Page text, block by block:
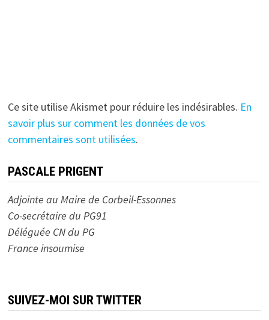
Ce site utilise Akismet pour réduire les indésirables. En
savoir plus sur comment les données de vos
commentaires sont utilisées.
PASCALE PRIGENT
Adjointe au Maire de Corbeil-Essonnes
Co-secrétaire du PG91
Déléguée CN du PG
France insoumise
SUIVEZ-MOI SUR TWITTER